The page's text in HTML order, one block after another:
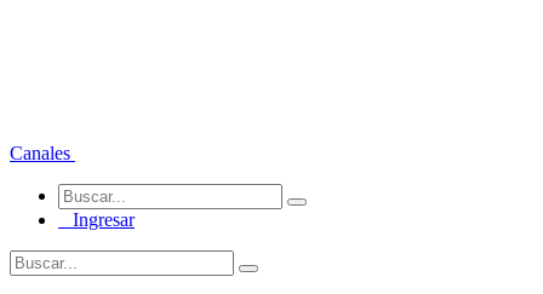
Canales
Ingresar